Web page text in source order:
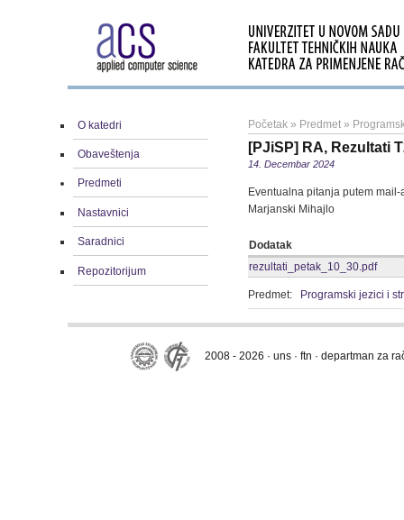
O katedri
Obaveštenja
Predmeti
Nastavnici
Saradnici
Repozitorijum
Početak » Predmet »
[PJiSP] RA, Rezultati
14. Decembar 2024
Eventualna pitanja putem mail-
Marjanski Mihajlo
Dodatak
rezultati_petak_10_30.pdf
Predmet: Programski jezici i
2008 - 2026 · uns · ftn · departman za